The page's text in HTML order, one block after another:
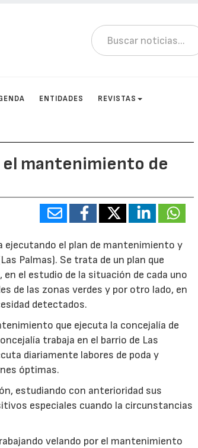
ENTIDADES REVISTAS
el mantenimiento de
ejecutando el plan de mantenimiento y
Palmas). Se trata de un plan que
el estudio de la situación de cada uno
de las zonas verdes y por otro lado, en
detectados.
que ejecuta la concejalía de
trabaja en el barrio de Las
diariamente labores de poda y
óptimas.
estudiando con anterioridad sus
especiales cuando la circunstancias
velando por el mantenimiento